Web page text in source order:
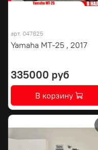
арт. 047825
Yamaha MT-25 , 2017
335000 руб
В корзину